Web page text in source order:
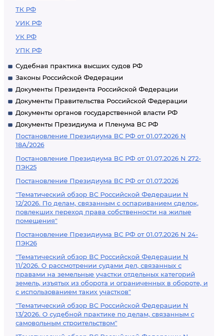
ТК РФ
УИК РФ
УК РФ
УПК РФ
Судебная практика высших судов РФ
Законы Российской Федерации
Документы Президента Российской Федерации
Документы Правительства Российской Федерации
Документы органов государственной власти РФ
Документы Президиума и Пленума ВС РФ
Постановление Президиума ВС РФ от 01.07.2026 N
18А/2026
Постановление Президиума ВС РФ от 01.07.2026 N 272-
ПЭК25
Постановление Президиума ВС РФ от 01.07.2026
"Тематический обзор ВС Российской Федерации N
12/2026. По делам, связанным с оспариванием сделок,
повлекших переход права собственности на жилые
помещения"
Постановление Президиума ВС РФ от 01.07.2026 N 24-
ПЭК26
"Тематический обзор ВС Российской Федерации N
11/2026. О рассмотрении судами дел, связанных с
правами на земельные участки отдельных категорий
земель, изъятых из оборота и ограниченных в обороте, и
с использованием таких участков"
"Тематический обзор ВС Российской Федерации N
13/2026. О судебной практике по делам, связанным с
самовольным строительством"